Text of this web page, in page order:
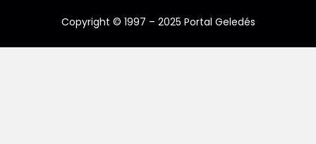
Copyright © 1997 – 2025 Portal Geledés